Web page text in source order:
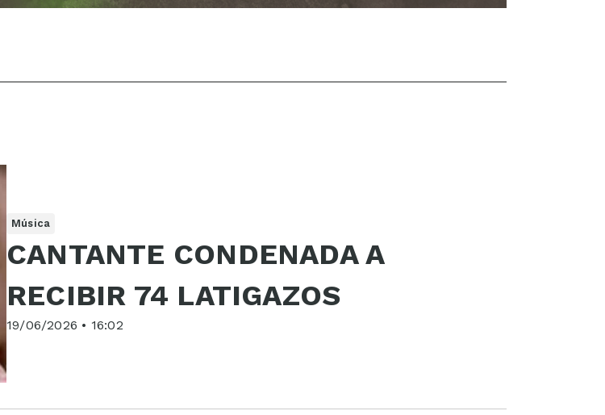
Música
19/06/2026 • 16:02
CANTANTE CONDENADA A
RECIBIR 74 LATIGAZOS